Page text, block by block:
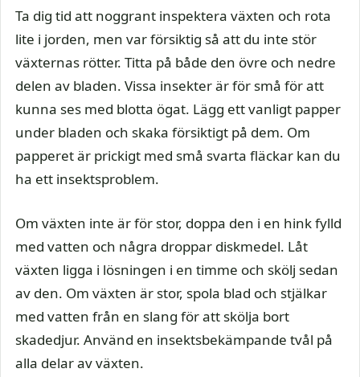
Ta dig tid att noggrant inspektera växten och rota
lite i jorden, men var försiktig så att du inte stör
växternas rötter. Titta på både den övre och nedre
delen av bladen. Vissa insekter är för små för att
kunna ses med blotta ögat. Lägg ett vanligt papper
under bladen och skaka försiktigt på dem. Om
papperet är prickigt med små svarta fläckar kan du
ha ett insektsproblem.
Om växten inte är för stor, doppa den i en hink fylld
med vatten och några droppar diskmedel. Låt
växten ligga i lösningen i en timme och skölj sedan
av den. Om växten är stor, spola blad och stjälkar
med vatten från en slang för att skölja bort
skadedjur. Använd en insektsbekämpande tvål på
alla delar av växten.